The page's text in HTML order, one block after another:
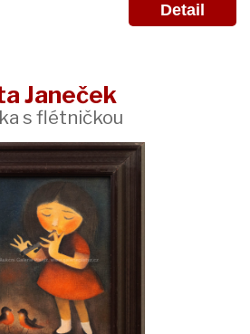
Detail
Janeček
s flétničkou